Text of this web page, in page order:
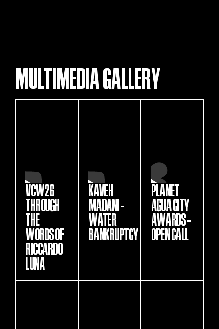
MULTIMEDIA GALLERY
VCW26
THROUGH
THE
WORDS OF
RICCARDO
LUNA
KAVEH
MADANI -
WATER
BANKRUPTCY
PLANET
AGUA CITY
AWARDS -
OPEN CALL